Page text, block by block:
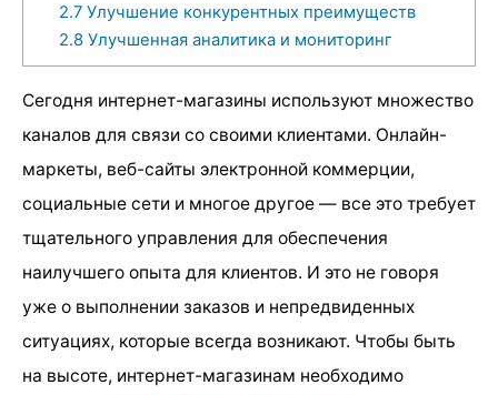
2.7 Улучшение конкурентных преимуществ
2.8 Улучшенная аналитика и мониторинг
Сегодня интернет-магазины используют множество
каналов для связи со своими клиентами. Онлайн-
маркеты, веб-сайты электронной коммерции,
социальные сети и многое другое — все это требует
тщательного управления для обеспечения
наилучшего опыта для клиентов. И это не говоря
уже о выполнении заказов и непредвиденных
ситуациях, которые всегда возникают. Чтобы быть
на высоте, интернет-магазинам необходимо